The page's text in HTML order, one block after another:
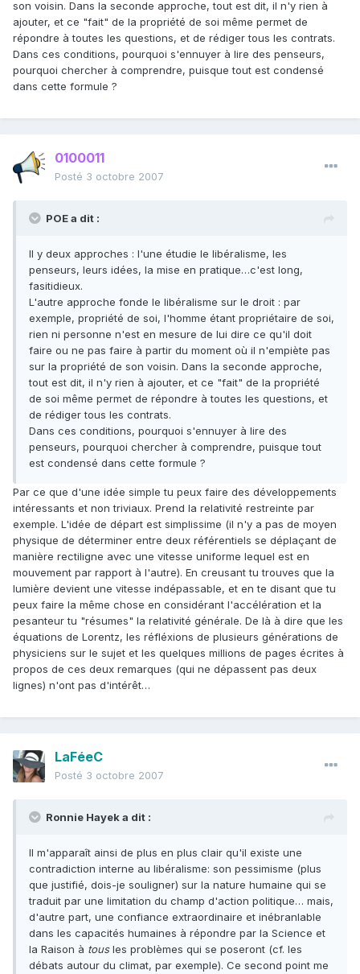
son voisin. Dans la seconde approche, tout est dit, il n'y rien à
ajouter, et ce "fait" de la propriété de soi même permet de
répondre à toutes les questions, et de rédiger tous les contrats.
Dans ces conditions, pourquoi s'ennuyer à lire des penseurs,
pourquoi chercher à comprendre, puisque tout est condensé
dans cette formule ?
0100011
Posté 3 octobre 2007
POE a dit :
Il y deux approches : l'une étudie le libéralisme, les
penseurs, leurs idées, la mise en pratique…c'est long,
fasitidieux.
L'autre approche fonde le libéralisme sur le droit : par
exemple, propriété de soi, l'homme étant propriétaire de soi,
rien ni personne n'est en mesure de lui dire ce qu'il doit
faire ou ne pas faire à partir du moment où il n'empiète pas
sur la propriété de son voisin. Dans la seconde approche,
tout est dit, il n'y rien à ajouter, et ce "fait" de la propriété
de soi même permet de répondre à toutes les questions, et
de rédiger tous les contrats.
Dans ces conditions, pourquoi s'ennuyer à lire des
penseurs, pourquoi chercher à comprendre, puisque tout
est condensé dans cette formule ?
Par ce que d'une idée simple tu peux faire des développements
intéressants et non triviaux. Prend la relativité restreinte par
exemple. L'idée de départ est simplissime (il n'y a pas de moyen
physique de déterminer entre deux référentiels se déplaçant de
manière rectiligne avec une vitesse uniforme lequel est en
mouvement par rapport à l'autre). En creusant tu trouves que la
lumière devient une vitesse indépassable, et en te disant que tu
peux faire la même chose en considérant l'accélération et la
pesanteur tu "résumes" la relativité générale. De là à dire que les
équations de Lorentz, les réfléxions de plusieurs générations de
physiciens sur le sujet et les quelques millions de pages écrites à
propos de ces deux remarques (qui ne dépassent pas deux
lignes) n'ont pas d'intérêt…
LaFéeC
Posté 3 octobre 2007
Ronnie Hayek a dit :
Il m'apparaît ainsi de plus en plus clair qu'il existe une
contradiction interne au libéralisme: son pessimisme (plus
que justifié, dois-je souligner) sur la nature humaine qui se
traduit par une limitation du champ d'action politique… mais,
d'autre part, une confiance extraordinaire et inébranlable
dans les capacités humaines à répondre par la Science et
la Raison à tousles problèmes qui se poseront (cf. les
débats autour du climat, par exemple). Ce second point me